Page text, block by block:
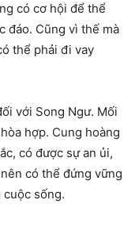
có cơ hội để thể
đáo. Cũng vì thế mà
thể phải đi vay
với Song Ngư. Mối
hợp. Cung hoàng
có được sự an ủi,
có thể đứng vững
sống.